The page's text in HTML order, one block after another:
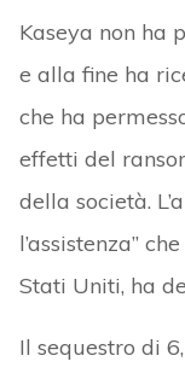
Kaseya non ha
e alla fine ha
che ha
effetti del
della società.
l’assistenza”
Stati Uniti, ha
Il sequestro di